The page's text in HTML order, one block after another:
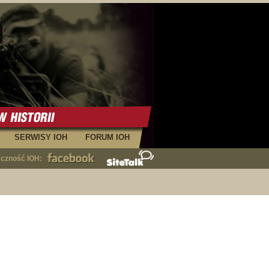
FORUM IOH
SERWISY IOH
IOH: